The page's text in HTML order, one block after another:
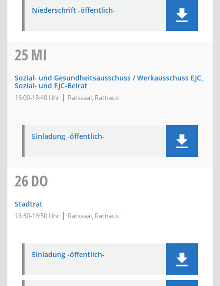
Niederschrift -öffentlich-
25MI
Sozial- und Gesundheitsausschuss / Werkausschuss EJC,
Sozial- und EJC-Beirat
16:00-18:40 Uhr Ratssaal, Rathaus
Einladung -öffentlich-
26DO
Stadtrat
16:30-18:50 Uhr Ratssaal, Rathaus
Einladung -öffentlich-